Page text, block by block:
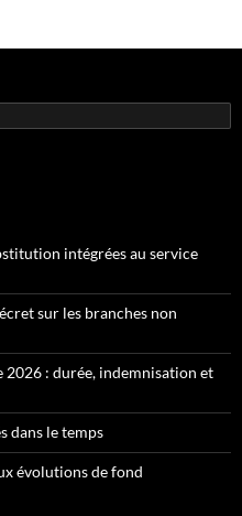
intégrées au service
sur les branches non
2026 : durée, indemnisation et
dans le temps
évolutions de fond